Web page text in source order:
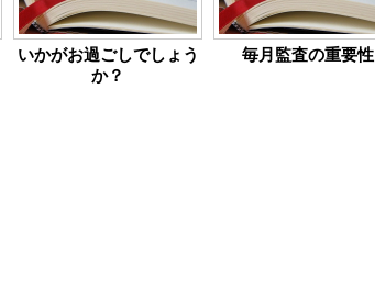
いかがお過ごしでしょう
か？
毎月監査の重要性